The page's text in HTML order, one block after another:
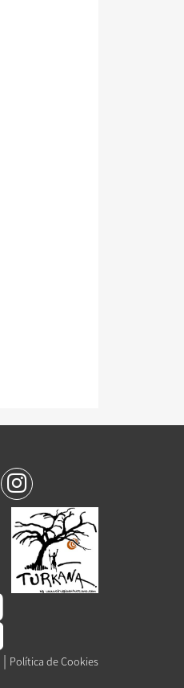
| Política de Cookies